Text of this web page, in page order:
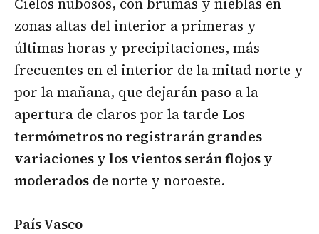
zonas altas del interior a primeras y
últimas horas y precipitaciones, más
frecuentes en el interior de la mitad norte y
por la mañana, que dejarán paso a la
apertura de claros por la tarde Los
termómetros no registrarán grandes
variaciones y los vientos serán flojos y
moderados de norte y noroeste.
País Vasco